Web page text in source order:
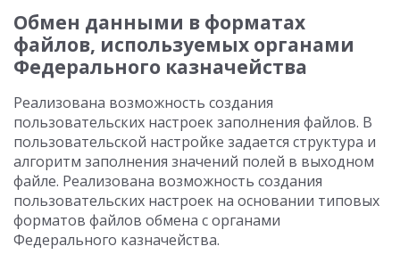
Обмен данными в форматах
файлов, используемых органами
Федерального казначейства
Реализована возможность создания
пользовательских настроек заполнения файлов. В
пользовательской настройке задается структура и
алгоритм заполнения значений полей в выходном
файле. Реализована возможность создания
пользовательских настроек на основании типовых
форматов файлов обмена с органами
Федерального казначейства.